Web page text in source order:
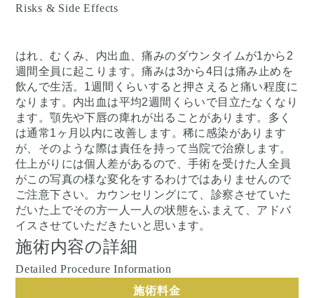
Risks & Side Effects
はれ、むくみ、内出血、痛みのダウンタイムが1から2
週間全員に起こります。痛みは3から4日は痛み止めを
飲んで生活。1週間くらいすると押さえると痛い程度に
なります。内出血は平均2週間くらいで目立たなくなり
ます。顎先や下唇の痺れが出ることがあります。多く
は通常1ヶ月以内に改善します。稀に感染があります
が、そのような際は責任を持って当院で治療します。
仕上がりには個人差があるので、手術を受けた人全員
がこの写真の様な変化をするわけではありませんので
ご注意下さい。カウンセリングにて、診察させていた
だいた上でその方一人一人の状態をふまえて、アドバ
イスさせていただきたいと思います。
施術内容の詳細
Detailed Procedure Information
施術料金